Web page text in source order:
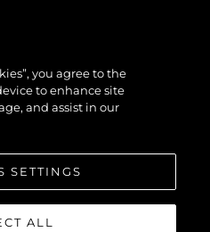
you agree to the
to enhance site
and assist in our
SETTINGS
ALL